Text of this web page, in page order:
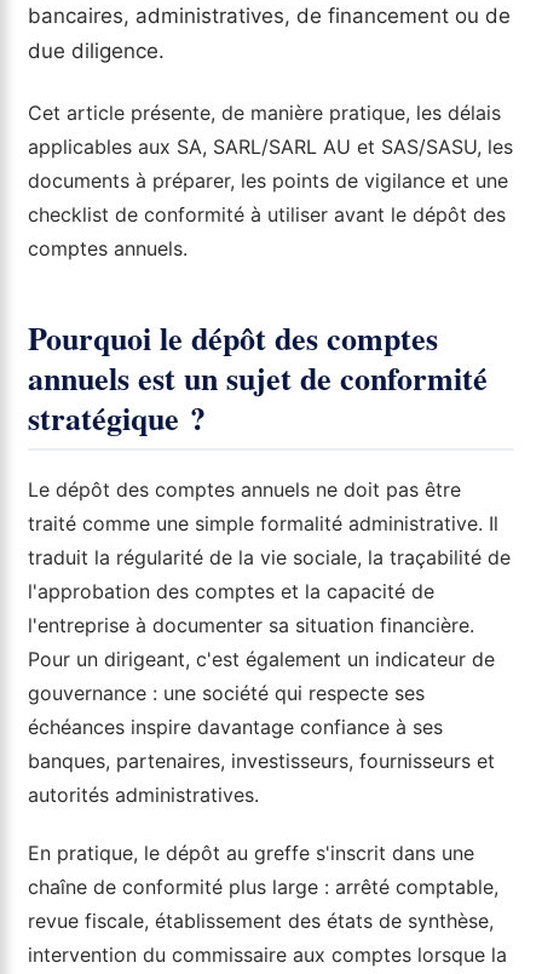
bancaires, administratives, de financement ou de
due diligence.
Cet article présente, de manière pratique, les délais
applicables aux SA, SARL/SARL AU et SAS/SASU, les
documents à préparer, les points de vigilance et une
checklist de conformité à utiliser avant le dépôt des
comptes annuels.
Pourquoi le dépôt des comptes
annuels est un sujet de conformité
stratégique ?
Le dépôt des comptes annuels ne doit pas être
traité comme une simple formalité administrative. Il
traduit la régularité de la vie sociale, la traçabilité de
l'approbation des comptes et la capacité de
l'entreprise à documenter sa situation financière.
Pour un dirigeant, c'est également un indicateur de
gouvernance : une société qui respecte ses
échéances inspire davantage confiance à ses
banques, partenaires, investisseurs, fournisseurs et
autorités administratives.
En pratique, le dépôt au greffe s'inscrit dans une
chaîne de conformité plus large : arrêté comptable,
revue fiscale, établissement des états de synthèse,
intervention du commissaire aux comptes lorsque la